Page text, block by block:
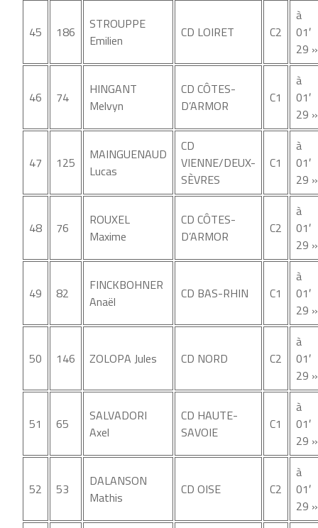
45 186
STROUPPE
Emilien
CD LOIRET C2
à
01′
29 »
46 74
HINGANT
Melvyn
CD CÔTES-
D’ARMOR
C1
à
01′
29 »
47 125
MAINGUENAUD
Lucas
CD
VIENNE/DEUX-
SÈVRES
C1
à
01′
29 »
48 76
ROUXEL
Maxime
CD CÔTES-
D’ARMOR
C2
à
01′
29 »
49 82
FINCKBOHNER
Anaël
CD BAS-RHIN C1
à
01′
29 »
50 146 ZOLOPA Jules CD NORD C2
à
01′
29 »
51 65
SALVADORI
Axel
CD HAUTE-
SAVOIE
C1
à
01′
29 »
52 53
DALANSON
Mathis
CD OISE C2
à
01′
29 »